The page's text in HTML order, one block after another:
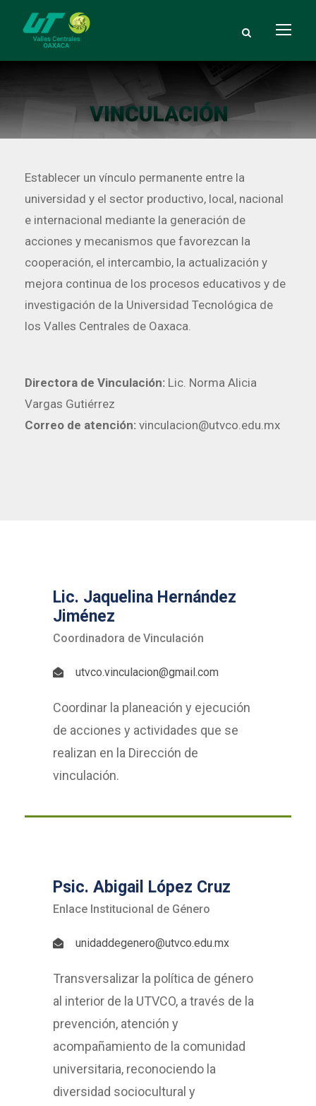
Establecer un vínculo permanente entre la
universidad y el sector productivo, local, nacional
e internacional mediante la generación de
acciones y mecanismos que favorezcan la
cooperación, el intercambio, la actualización y
mejora continua de los procesos educativos y de
investigación de la Universidad Tecnológica de
los Valles Centrales de Oaxaca.
Directora de Vinculación: Lic. Norma Alicia
Vargas Gutiérrez
Correo de atención: vinculacion@utvco.edu.mx
Lic. Jaquelina Hernández
Jiménez
Coordinadora de Vinculación
utvco.vinculacion@gmail.com
Coordinar la planeación y ejecución
de acciones y actividades que se
realizan en la Dirección de
vinculación.
Psic. Abigail López Cruz
Enlace Institucional de Género
unidaddegenero@utvco.edu.mx
Transversalizar la política de género
al interior de la UTVCO, a través de la
prevención, atención y
acompañamiento de la comunidad
universitaria, reconociendo la
diversidad sociocultural y